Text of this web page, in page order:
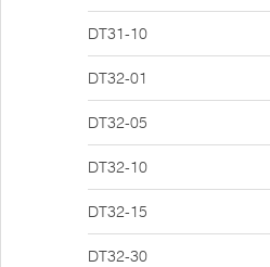
DT31-10
DT32-01
DT32-05
DT32-10
DT32-15
DT32-30